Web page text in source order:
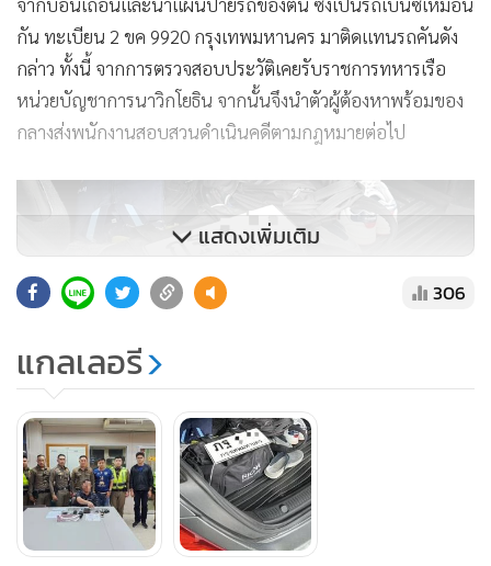
กัน ทะเบียน 2 ขค 9920 กรุงเทพมหานคร มาติดแทนรถคันดัง
กล่าว ทั้งนี้ จากการตรวจสอบประวัติเคยรับราชการทหารเรือ
หน่วยบัญชาการนาวิกโยธิน จากนั้นจึงนำตัวผู้ต้องหาพร้อมของ
กลางส่งพนักงานสอบสวนดำเนินคดีตามกฎหมายต่อไป
แสดงเพิ่มเติม
306
แกลเลอรี